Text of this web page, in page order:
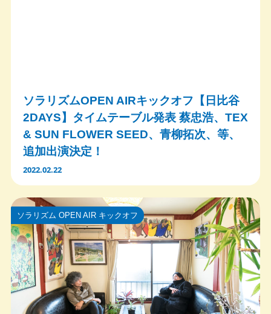
ソラリズムOPEN AIRキックオフ【日比谷
2DAYS】タイムテーブル発表 蔡忠浩、TEX
& SUN FLOWER SEED、青柳拓次、等、
追加出演決定！
2022.02.22
ソラリズム OPEN AIR キックオフ